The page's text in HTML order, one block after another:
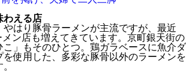
わえる店
はり豚骨ラーメンが主流ですが、最近
メン店も増えてきています。京町銀天街の
こ」もそのひとつ。鶏ガラベースに魚介ダ
を使用した、多彩な豚骨以外のラーメンを